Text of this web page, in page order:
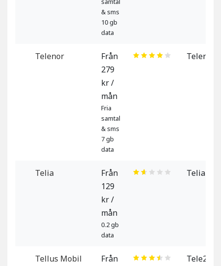
& sms
10 gb
data
Telenor
Från
279
kr /
mån
Fria
samtal
& sms
7 gb
data
Telenor
Telia
Från
129
kr /
mån
0.2 gb
data
Telia
Tellus Mobil
Från
Tele2